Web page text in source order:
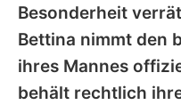
Besonderheit
Bettina nimmt den
ihres Mannes
behält rechtlich